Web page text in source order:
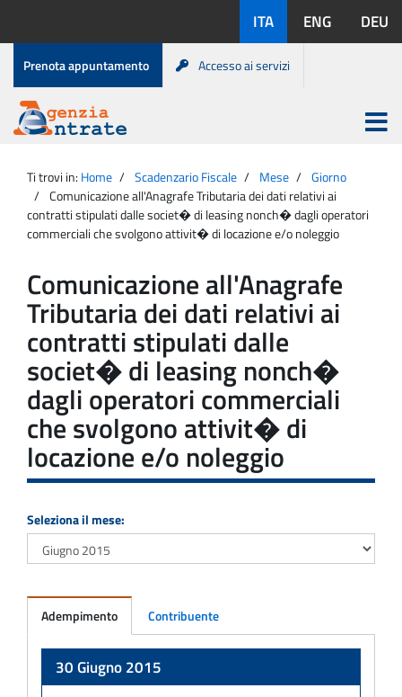
contenuto
disponibili:
ITA ENG DEU
Menu
di
servizio
Prenota appuntamento Accesso ai servizi
Agenzia
Entrate
Apri
menu
principale
Ti trovi in: Home Scadenzario Fiscale Mese
Giorno
Comunicazione all'Anagrafe Tributaria dei dati relativi ai
contratti stipulati dalle societ� di leasing nonch� dagli operatori
commerciali che svolgono attivit� di locazione e/o noleggio
Comunicazione all'Anagrafe
Tributaria dei dati relativi ai
contratti stipulati dalle
societ� di leasing nonch�
dagli operatori commerciali
che svolgono attivit� di
locazione e/o noleggio
Seleziona il mese:
Adempimento Contribuente
30 Giugno 2015